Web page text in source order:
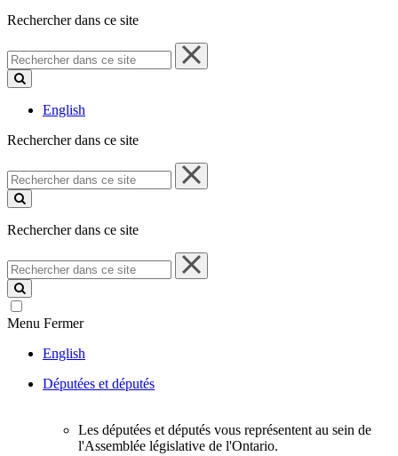
Rechercher dans ce site
Rechercher
dans
ce
English
Rechercher dans ce site
Rechercher
dans
ce
Rechercher dans ce site
Rechercher
dans
ce
site
Menu Fermer
English
Députées et députés
Les députées et députés vous représentent au sein de
l'Assemblée législative de l'Ontario.